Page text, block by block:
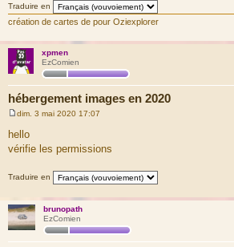
c
d
u
m
e
s
s
g
Traduire en
création de cartes de pour Oziexplorer
xpmen
EzComien
hébergement images en 2020
e
s
s
e
dim. 3 mai 2020 17:07
hello
vérifie les permissions
Traduire en
brunopath
EzComien